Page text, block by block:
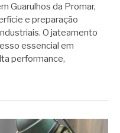
Guarulhos da Promar,
e preparação
O jateamento
essencial em
performance,